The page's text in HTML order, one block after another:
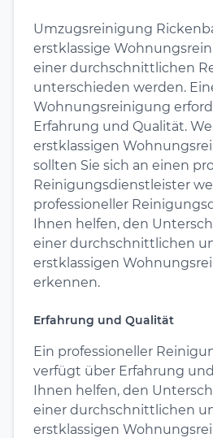
Umzugsreinigung
erstklassige
einer durchschnittlichen
unterschieden werden.
Wohnungsreinigung
Erfahrung und Qualität.
erstklassigen
sollten Sie sich an einen
Reinigungsdienstleister
professioneller
Ihnen helfen, den
einer durchschnittlichen
erstklassigen
erkennen.
Erfahrung und Qualität
Ein professioneller
verfügt über Erfahrung
Ihnen helfen, den
einer durchschnittlichen
erstklassigen